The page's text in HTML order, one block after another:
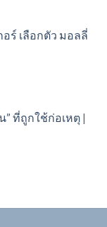
อร์ เลือกตัว มอลลี่
” ที่ถูกใช้ก่อเหตุ |